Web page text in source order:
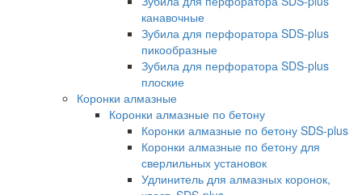
канавочные
Зубила для перфоратора SDS-plus
пикообразные
Зубила для перфоратора SDS-plus
плоские
Коронки алмазные
Коронки алмазные по бетону
Коронки алмазные по бетону SDS-plus
Коронки алмазные по бетону для
сверлильных установок
Удлинитель для алмазных коронок,